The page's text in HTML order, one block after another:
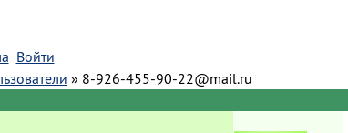
Войти
» 8-926-455-90-22@mail.ru